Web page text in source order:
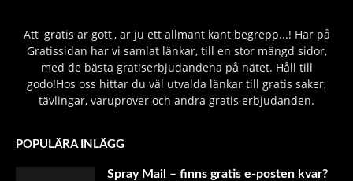
Att 'gratis är gott', är ju ett allmänt känt begrepp...! Här på
Gratissidan har vi samlat länkar, till en stor mängd sidor,
med de bästa gratiserbjudandena på nätet. Håll till
godo!Hos oss hittar du väl utvalda länkar till gratis saker,
tävlingar, varuprover och andra gratis erbjudanden.
POPULÄRA INLÄGG
Spray Mail – finns gratis e-posten kvar?